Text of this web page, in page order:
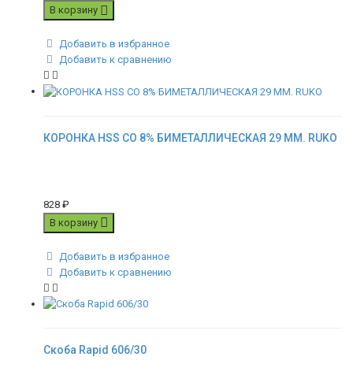
В корзину
Добавить в избранное
Добавить к сравнению
КОРОНКА HSS CO 8% БИМЕТАЛЛИЧЕСКАЯ 29 ММ. RUKO
828 ₽
В корзину
Добавить в избранное
Добавить к сравнению
Скоба Rapid 606/30